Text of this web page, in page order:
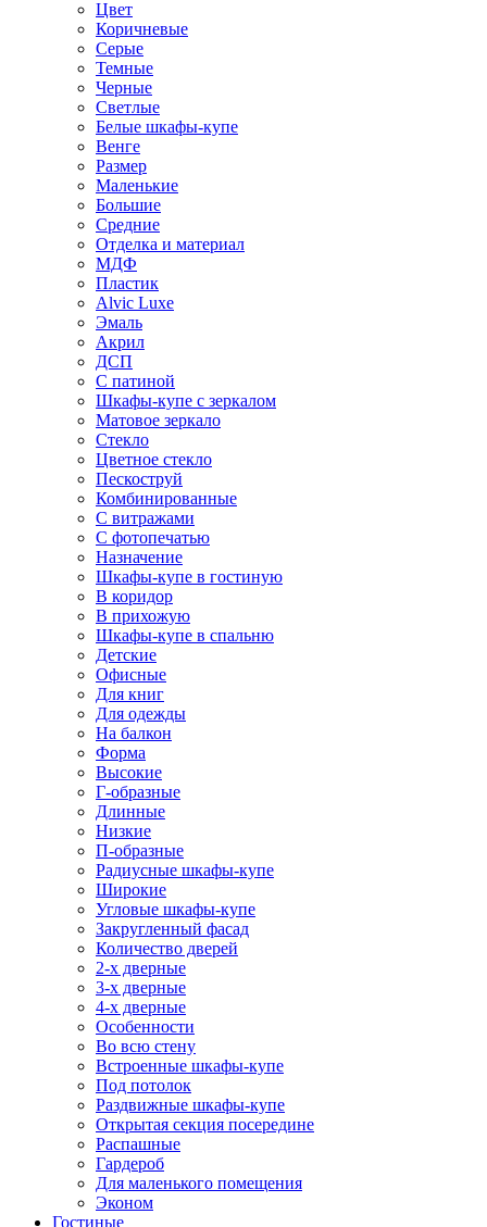
Цвет
Коричневые
Серые
Темные
Черные
Светлые
Белые шкафы-купе
Венге
Размер
Маленькие
Большие
Средние
Отделка и материал
МДФ
Пластик
Alvic Luxe
Эмаль
Акрил
ДСП
С патиной
Шкафы-купе с зеркалом
Матовое зеркало
Стекло
Цветное стекло
Пескоструй
Комбинированные
С витражами
С фотопечатью
Назначение
Шкафы-купе в гостиную
В коридор
В прихожую
Шкафы-купе в спальню
Детские
Офисные
Для книг
Для одежды
На балкон
Форма
Высокие
Г-образные
Длинные
Низкие
П-образные
Радиусные шкафы-купе
Широкие
Угловые шкафы-купе
Закругленный фасад
Количество дверей
2-х дверные
3-х дверные
4-х дверные
Особенности
Во всю стену
Встроенные шкафы-купе
Под потолок
Раздвижные шкафы-купе
Открытая секция посередине
Распашные
Гардероб
Для маленького помещения
Эконом
Гостиные